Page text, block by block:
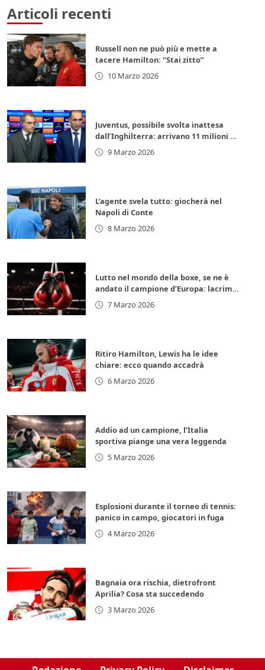
Articoli recenti
Russell non ne può più e mette a
tacere Hamilton: “Stai zitto”
10 Marzo 2026
Juventus, possibile svolta inattesa
dall’Inghilterra: arrivano 11 milioni di
euro subito
9 Marzo 2026
L’agente svela tutto: giocherà nel
Napoli di Conte
8 Marzo 2026
Lutto nel mondo della boxe, se ne è
andato il campione d’Europa: lacrime
per la leggenda italiana
7 Marzo 2026
Ritiro Hamilton, Lewis ha le idee
chiare: ecco quando accadrà
6 Marzo 2026
Addio ad un campione, l’Italia
sportiva piange una vera leggenda
5 Marzo 2026
Esplosioni durante il torneo di tennis:
panico in campo, giocatori in fuga
4 Marzo 2026
Bagnaia ora rischia, dietrofront
Aprilia? Cosa sta succedendo
3 Marzo 2026